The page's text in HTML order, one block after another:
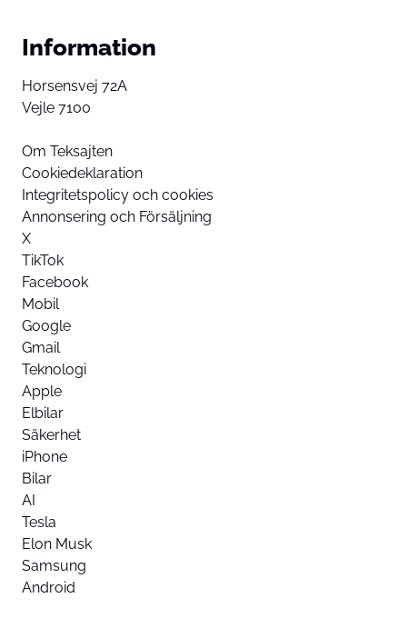
Information
Horsensvej 72A
Vejle 7100
Om Teksajten
Cookiedeklaration
Integritetspolicy och cookies
Annonsering och Försäljning
X
TikTok
Facebook
Mobil
Google
Gmail
Teknologi
Apple
Elbilar
Säkerhet
iPhone
Bilar
AI
Tesla
Elon Musk
Samsung
Android